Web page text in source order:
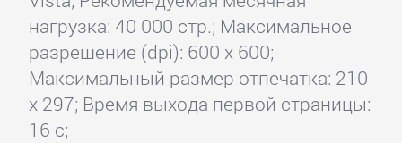
нагрузка: 40 000 стр.; Максимальное
разрешение (dpi): 600 x 600;
Максимальный размер отпечатка: 210
x 297; Время выхода первой страницы:
16 с;